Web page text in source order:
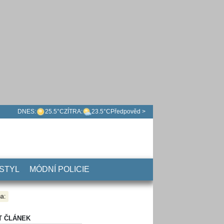
DNES: 25.5°CZÍTRA: 23.5°C Předpověd >
MÓDNÍ POLICIE
ČLÁNEK